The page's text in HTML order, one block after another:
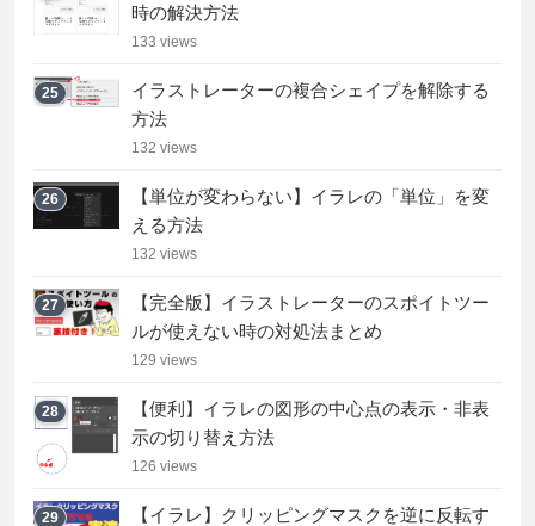
時の解決方法
133 views
25
イラストレーターの複合シェイプを解除する
方法
132 views
26
【単位が変わらない】イラレの「単位」を変
える方法
132 views
27
【完全版】イラストレーターのスポイトツー
ルが使えない時の対処法まとめ
129 views
28
【便利】イラレの図形の中心点の表示・非表
示の切り替え方法
126 views
29 【イラレ】クリッピングマスクを逆に反転す